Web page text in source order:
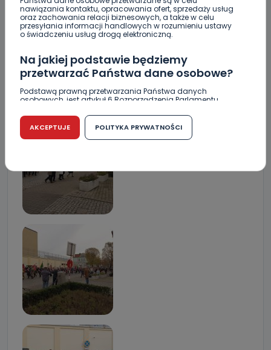
nawiązania kontaktu, opracowania ofert, sprzedaży usług
oraz zachowania relacji biznesowych, a także w celu
przesyłania informacji handlowych w rozumieniu ustawy
o świadczeniu usług drogą elektroniczną.
Na jakiej podstawie będziemy
przetwarzać Państwa dane osobowe?
Podstawą prawną przetwarzania Państwa danych
osobowych, jest artykuł 6 Rozporządzenia Parlamentu
r. w sprawie ochrony osób fizycznych w związku z
przetwarzaniem danych osobowych w sprawie
swobodnego przepływu takich danych oraz uchylenia
dyrektywy 95/46/WE (RODO).
Czy jest możliwość cofnięcia zgody?
Podanie danych osobowych jest dobrowolne, nie jest
wymogiem ustawowym lub umownym oraz nie stanowi
warunku zawarcia umowy. Cofnięcie zgody jest możliwe
na każdym etapie i nie jest to związane z żadnymi
dokonać w dowolny, wybrany sposób (e-mail, poczta
tradycyjna) tak, aby dotarła do wiadomości Telewizji
Kablowej Pro-Art z siedzibą w miejscowości Ostrów
Wielkopolski (63-400) przy ul. Wolności 19.
Kiedy i komu możemy przekazać
Państwa dane?
Telewizja Kablowa Pro-Art z siedzibą w miejscowości
przekazuje Państwa danych osobowych podmiotom
trzecim, jak również nie są one wykorzystywane w
procesach zautomatyzowanego profilowania.
AKCEPTUJE POLITYKA PRYWATNOŚCI